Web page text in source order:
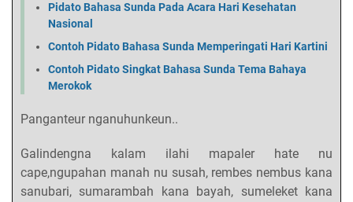
Pidato Bahasa Sunda Pada Acara Hari Kesehatan
Nasional
Contoh Pidato Bahasa Sunda Memperingati Hari Kartini
Contoh Pidato Singkat Bahasa Sunda Tema Bahaya
Merokok
Panganteur nganuhunkeun..
Galindengna kalam ilahi mapaler hate nu
cape,ngupahan manah nu susah, rembes nembus kana
sanubari, sumarambah kana bayah, sumeleket kana